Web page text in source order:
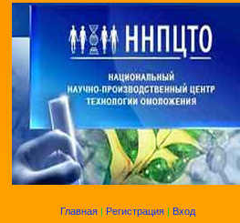
Главная | Регистрация | Вход